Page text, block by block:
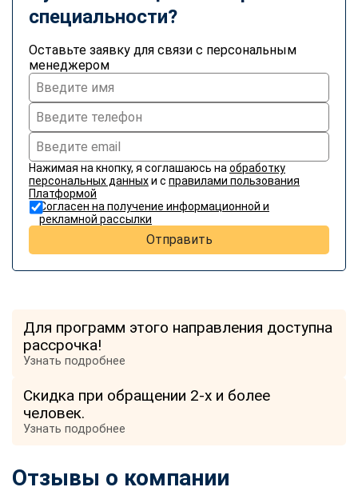
специальности?
Оставьте заявку для связи с персональным
менеджером
Нажимая на кнопку, я соглашаюсь на обработку
персональных данныхи с правилами пользования
Платформой
Согласен на получение информационной и
рекламной рассылки
Отправить
Для программ этого направления доступна
рассрочка!
Узнать подробнее
Скидка при обращении 2-х и более
человек.
Узнать подробнее
Отзывы о компании